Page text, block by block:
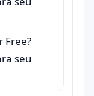
Free?
seu